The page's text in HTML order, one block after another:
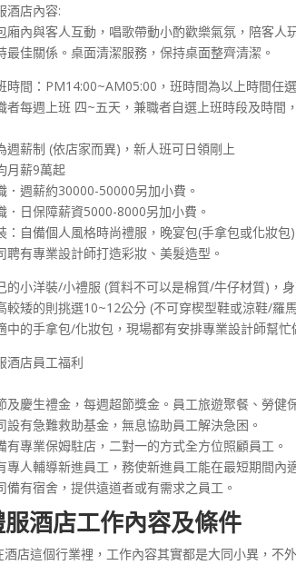
酒店內容:
廂內與客人互動，唱歌帶動小酌歡樂氣氛，陪客人
最佳關係。桌面清潔服務，保持桌面整齊清潔。
時間：PM14:00~AM05:00，班時間為以上時間任
者每週上班 四~五天，兼職者自選上班時段及時間
週薪制 (依店家而異)，新人班可日領剛上
月薪9萬起
．週薪約30000-50000另加小費。
．日保障薪資5000-8000另加小費。
：自備個人風格時尚禮服，晚宴包(手拿包或化妝包)
聘有專業設計師打造彩妝、美髮造型。
的小洋裝/小禮服 (質料不可以是棉質/牛仔材質)，
較矮的則挑選10~12公分 (不可穿楔型鞋或涼鞋/羅
中的手拿包/化妝包，現場都有安排專業設計師幫
酒店員工福利
及慶生禮金，每週超節獎金。員工旅遊聚餐、勞健
設有急難救助基金，無息協助員工解決急困。
有專業保姆駐店，二對一的方式全方位照顧員工。
專人輔導新進員工，務使新進員工能在最短期間內
備有宿舍，提供遠道者或有需求之員工。
酒店工作內容及條件
酒店這個行業裡，工作內容其實都是大同小異，不